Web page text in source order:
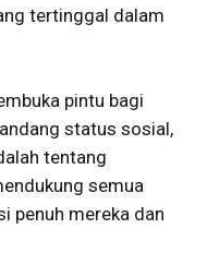
tertinggal dalam
pintu bagi
status sosial,
tentang
semua
penuh mereka dan